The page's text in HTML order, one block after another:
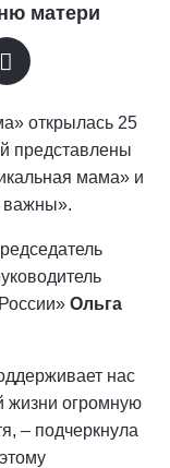
матери
открылась 25
представлены
мама» и
Ольга
нас
жизни огромную
– подчеркнула